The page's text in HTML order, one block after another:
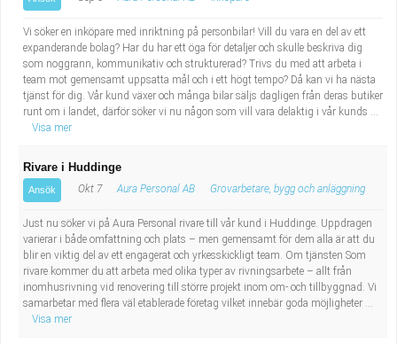
Vi söker en inköpare med inriktning på personbilar! Vill du vara en del av ett
expanderande bolag? Har du har ett öga för detaljer och skulle beskriva dig
som noggrann, kommunikativ och strukturerad? Trivs du med att arbeta i
team mot gemensamt uppsatta mål och i ett högt tempo? Då kan vi ha nästa
tjänst för dig. Vår kund växer och många bilar säljs dagligen från deras butiker
runt om i landet, därför söker vi nu någon som vill vara delaktig i vår kunds ...
Visa mer
Rivare i Huddinge
Ansök Okt 7 Aura Personal AB Grovarbetare, bygg och anläggning
Just nu söker vi på Aura Personal rivare till vår kund i Huddinge. Uppdragen
varierar i både omfattning och plats – men gemensamt för dem alla är att du
blir en viktig del av ett engagerat och yrkesskickligt team. Om tjänsten Som
rivare kommer du att arbeta med olika typer av rivningsarbete – allt från
inomhusrivning vid renovering till större projekt inom om- och tillbyggnad. Vi
samarbetar med flera väl etablerade företag vilket innebär goda möjligheter ...
Visa mer